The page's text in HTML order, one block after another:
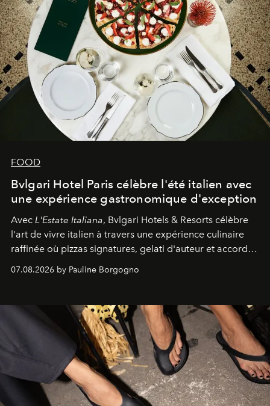
FOOD
Bvlgari Hotel Paris célèbre l'été italien avec
une expérience gastronomique d'exception
Avec L'Estate Italiana, Bvlgari Hotels & Resorts célèbre
l'art de vivre italien à travers une expérience culinaire
raffinée où pizzas signatures, gelati d'auteur et accords
d'exception composent un véritable voyage sensoriel.
07.08.2026 by Pauline Borgogno